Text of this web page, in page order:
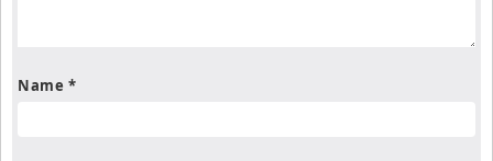
Name *